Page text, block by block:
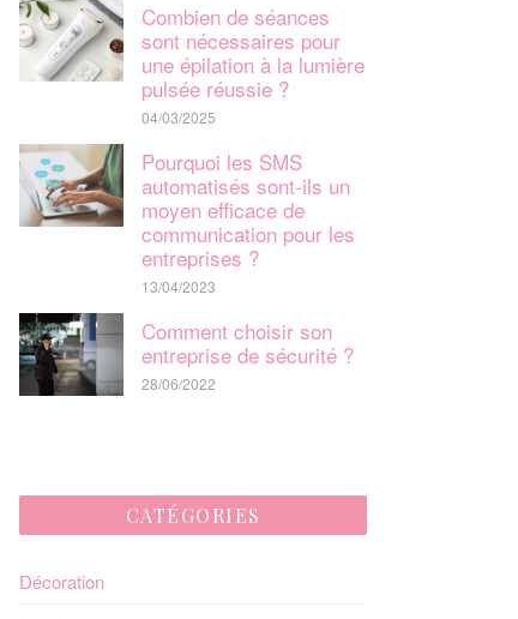
Combien de séances
sont nécessaires pour
une épilation à la lumière
pulsée réussie ?
04/03/2025
Pourquoi les SMS
automatisés sont-ils un
moyen efficace de
communication pour les
entreprises ?
13/04/2023
Comment choisir son
entreprise de sécurité ?
28/06/2022
CATÉGORIES
Décoration